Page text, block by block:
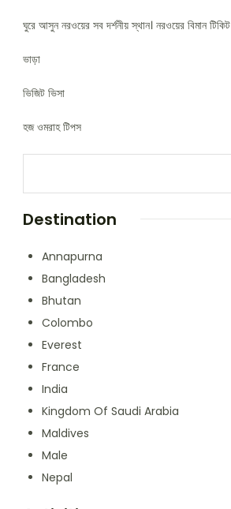
ঘুরে আসুন নরওয়ের সব দর্শনীয় স্থান। নরওয়ের বিমান টিকিট
ভাড়া
ভিজিট ভিসা
হজ ওমরাহ টিপস
Destination
Annapurna
Bangladesh
Bhutan
Colombo
Everest
France
India
Kingdom Of Saudi Arabia
Maldives
Male
Nepal